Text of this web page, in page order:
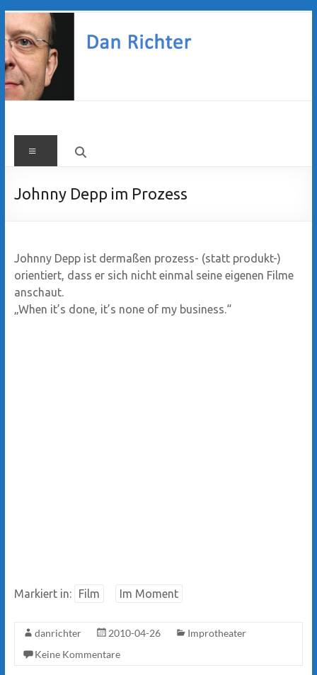
Zum
Inhalt
springen
Dan
Richter
Menü
Johnny Depp im Prozess
Johnny Depp ist dermaßen prozess- (statt produkt-)
orientiert, dass er sich nicht einmal seine eigenen Filme
anschaut.
„When it’s done, it’s none of my business.“
Markiert in: Film Im Moment
danrichter 2010-04-26
Improtheater
Keine Kommentare